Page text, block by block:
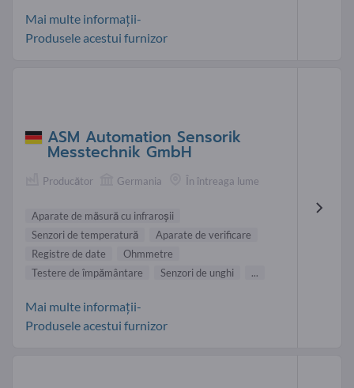
Mai multe informații-
Produsele acestui furnizor
ASM Automation Sensorik
Messtechnik GmbH
Producător Germania În întreaga lume
Aparate de măsură cu infraroşii
Senzori de temperatură
Aparate de verificare
Registre de date
Ohmmetre
Testere de împământare
Senzori de unghi ...
Mai multe informații-
Produsele acestui furnizor